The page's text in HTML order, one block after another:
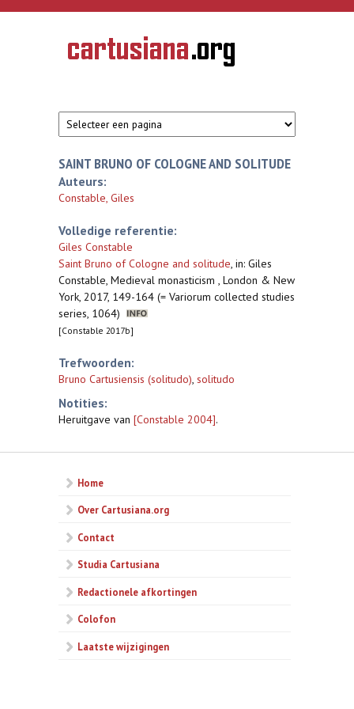
Overslaan en naar de inhoud gaan
CARTUSIANA
Geschiedenis
van de
SAINT BRUNO OF COLOGNE AND SOLITUDE
Auteurs:
Constable, Giles
Volledige referentie:
Giles Constable
Saint Bruno of Cologne and solitude, in: Giles
Constable, Medieval monasticism , London & New
York, 2017, 149-164 (= Variorum collected studies
series, 1064)
[Constable 2017b]
Trefwoorden:
Bruno Cartusiensis (solitudo), solitudo
Notities:
Heruitgave van [Constable 2004].
Home
Over Cartusiana.org
Contact
Studia Cartusiana
Redactionele afkortingen
Colofon
Laatste wijzigingen